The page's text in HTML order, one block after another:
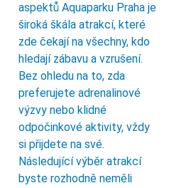
aspektů Aquaparku Praha je
široká škála atrakcí, které
zde čekají na všechny, kdo
hledají zábavu a vzrušení.
Bez ohledu na to, zda
preferujete adrenalinové
výzvy nebo klidné
odpočinkové aktivity, vždy
si přijdete na své.
Následující výběr atrakcí
byste rozhodně neměli